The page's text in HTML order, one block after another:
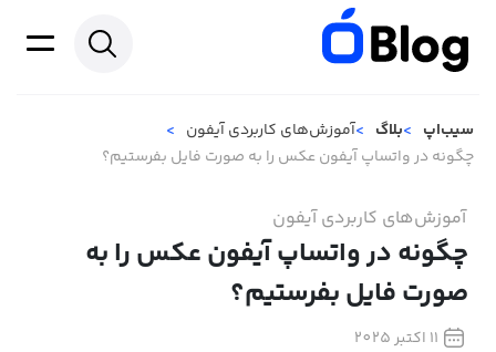
سیب‌اپ بلاگ
آموزش‌های کاربردی آیفون
چگونه در واتساپ آیفون عکس را به صورت فایل بفرستیم؟
آموزش‌های کاربردی آیفون
چگونه در واتساپ آیفون عکس را به
صورت فایل بفرستیم؟
11 اکتبر 2025